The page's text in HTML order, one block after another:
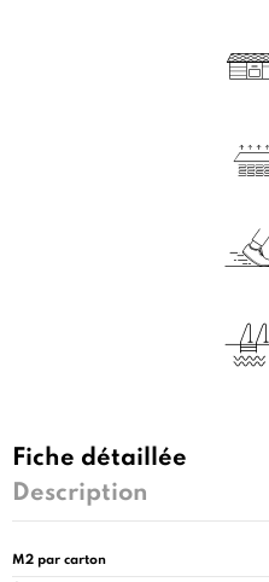
Fiche détaillée
Description
M2 par carton